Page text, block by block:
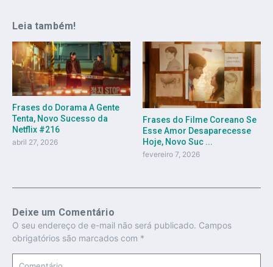
Leia também!
Frases do Dorama A Gente
Tenta, Novo Sucesso da
Netflix #216
abril 27, 2026
Frases do Filme Coreano Se
Esse Amor Desaparecesse
Hoje, Novo Suc ...
fevereiro 7, 2026
Deixe um Comentário
O seu endereço de e-mail não será publicado. Campos
obrigatórios são marcados com *